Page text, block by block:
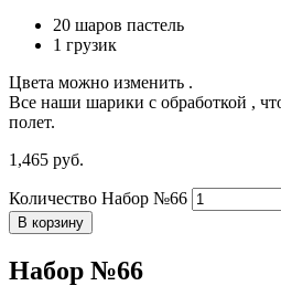
20 шаров пастель
1 грузик
Цвета можно изменить .
Все наши шарики с обработкой ,
полет.
1,465 руб.
Количество Набор №66
В корзину
Набор №66